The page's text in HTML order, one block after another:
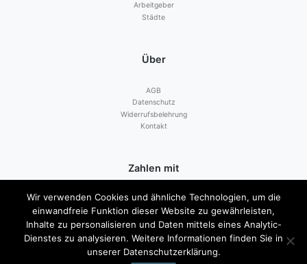
Arbeitgeber
Städte
Über
AGB
Datenschutz
Widerrufsbelehrung
Kontakt
Zahlen mit
Wir verwenden Cookies und ähnliche Technologien, um die
einwandfreie Funktion dieser Website zu gewährleisten,
Inhalte zu personalisieren und Daten mittels eines Analytic-
Dienstes zu analysieren. Weitere Informationen finden Sie in
unserer Datenschutzerklärung.